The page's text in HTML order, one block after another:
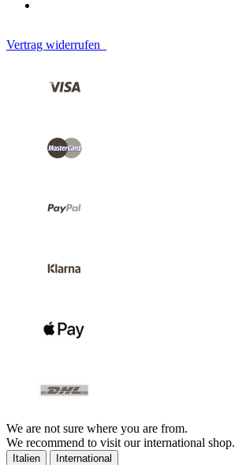
Vertrag widerrufen
We are not sure where you are from.
We recommend to visit our international shop.
Italien International